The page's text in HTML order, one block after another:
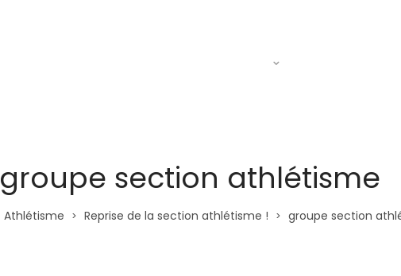
groupe section athlétisme
Athlétisme > Reprise de la section athlétisme ! > groupe section